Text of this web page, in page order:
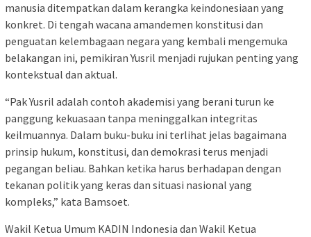
manusia ditempatkan dalam kerangka keindonesiaan yang
konkret. Di tengah wacana amandemen konstitusi dan
penguatan kelembagaan negara yang kembali mengemuka
belakangan ini, pemikiran Yusril menjadi rujukan penting yang
kontekstual dan aktual.
“Pak Yusril adalah contoh akademisi yang berani turun ke
panggung kekuasaan tanpa meninggalkan integritas
keilmuannya. Dalam buku-buku ini terlihat jelas bagaimana
prinsip hukum, konstitusi, dan demokrasi terus menjadi
pegangan beliau. Bahkan ketika harus berhadapan dengan
tekanan politik yang keras dan situasi nasional yang
kompleks,” kata Bamsoet.
Wakil Ketua Umum KADIN Indonesia dan Wakil Ketua